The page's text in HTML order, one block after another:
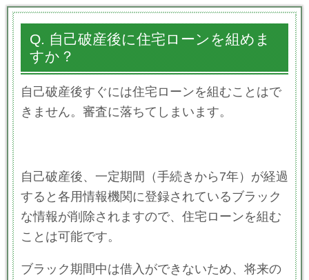
Q. 自己破産後に住宅ローンを組めま
すか？
自己破産後すぐには住宅ローンを組むことはで
きません。審査に落ちてしまいます。
自己破産後、一定期間（手続きから7年）が経過
すると各用情報機関に登録されているブラック
な情報が削除されますので、住宅ローンを組む
ことは可能です。
ブラック期間中は借入ができないため、将来の